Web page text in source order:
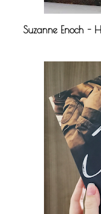
Suzanne Enoch -